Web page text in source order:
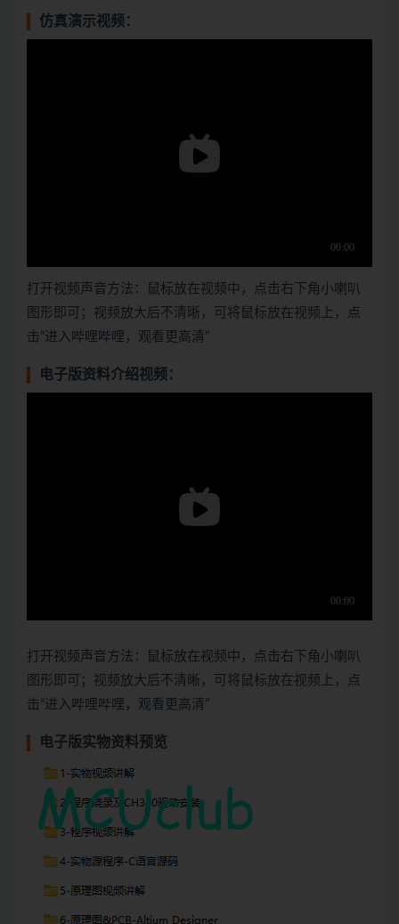
仿真演示视频：
打开视频声音方法：鼠标放在视频中，点击右下角小喇叭
图形即可；视频放大后不清晰，可将鼠标放在视频上，点
击“进入哔哩哔哩，观看更高清”
电子版资料介绍视频：
打开视频声音方法：鼠标放在视频中，点击右下角小喇叭
图形即可；视频放大后不清晰，可将鼠标放在视频上，点
击“进入哔哩哔哩，观看更高清”
电子版实物资料预览